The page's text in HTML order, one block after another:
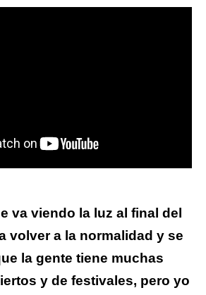
va viendo la luz al final del
volver a la normalidad y se
la gente tiene muchas
y de festivales, pero yo